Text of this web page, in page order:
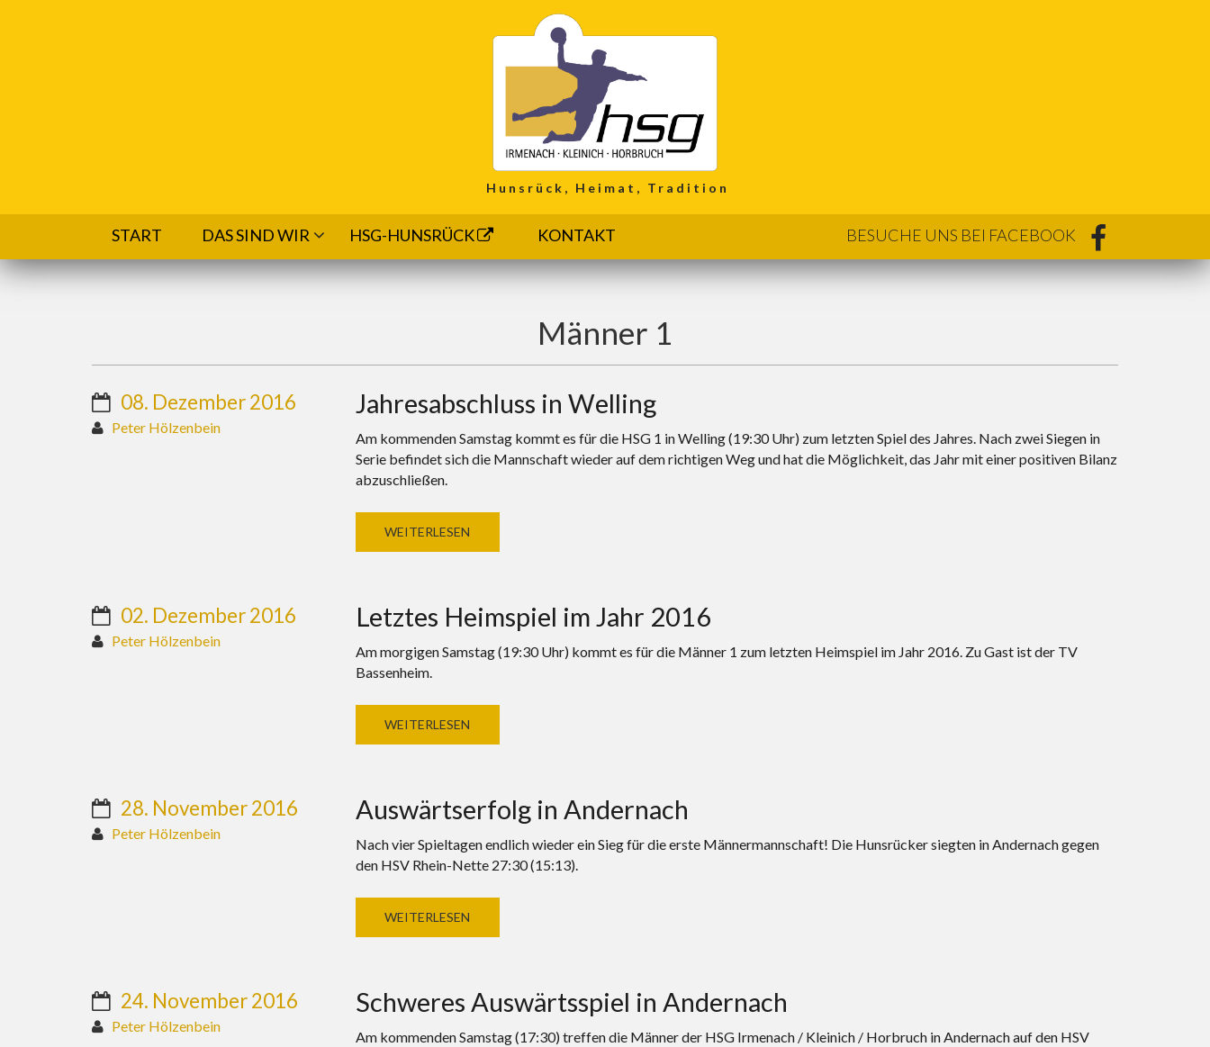
Hunsrück, Heimat, Tradition
START DAS SIND WIR HSG-HUNSRÜCK KONTAKT BESUCHE UNS BEI FACEBOOK
Männer 1
08. Dezember 2016
Peter Hölzenbein
Jahresabschluss in Welling
Am kommenden Samstag kommt es für die HSG 1 in Welling (19:30 Uhr) zum letzten Spiel des Jahres. Nach zwei Siegen in
Serie befindet sich die Mannschaft wieder auf dem richtigen Weg und hat die Möglichkeit, das Jahr mit einer positiven Bilanz
abzuschließen.
WEITERLESEN
02. Dezember 2016
Peter Hölzenbein
Letztes Heimspiel im Jahr 2016
Am morgigen Samstag (19:30 Uhr) kommt es für die Männer 1 zum letzten Heimspiel im Jahr 2016. Zu Gast ist der TV
Bassenheim.
WEITERLESEN
28. November 2016
Peter Hölzenbein
Auswärtserfolg in Andernach
Nach vier Spieltagen endlich wieder ein Sieg für die erste Männermannschaft! Die Hunsrücker siegten in Andernach gegen
den HSV Rhein-Nette 27:30 (15:13).
WEITERLESEN
24. November 2016
Peter Hölzenbein
Schweres Auswärtsspiel in Andernach
Am kommenden Samstag (17:30) treffen die Männer der HSG Irmenach / Kleinich / Horbruch in Andernach auf den HSV